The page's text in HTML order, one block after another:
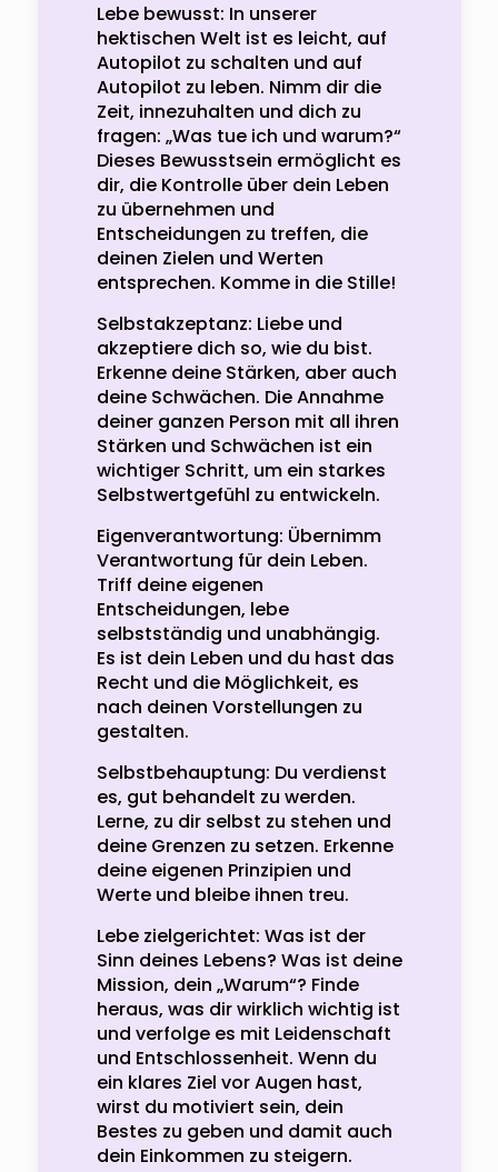
Lebe bewusst: In unserer
hektischen Welt ist es leicht, auf
Autopilot zu schalten und auf
Autopilot zu leben. Nimm dir die
Zeit, innezuhalten und dich zu
fragen: „Was tue ich und warum?“
Dieses Bewusstsein ermöglicht es
dir, die Kontrolle über dein Leben
zu übernehmen und
Entscheidungen zu treffen, die
deinen Zielen und Werten
entsprechen. Komme in die Stille!
Selbstakzeptanz: Liebe und
akzeptiere dich so, wie du bist.
Erkenne deine Stärken, aber auch
deine Schwächen. Die Annahme
deiner ganzen Person mit all ihren
Stärken und Schwächen ist ein
wichtiger Schritt, um ein starkes
Selbstwertgefühl zu entwickeln.
Eigenverantwortung: Übernimm
Verantwortung für dein Leben.
Triff deine eigenen
Entscheidungen, lebe
selbstständig und unabhängig.
Es ist dein Leben und du hast das
Recht und die Möglichkeit, es
nach deinen Vorstellungen zu
gestalten.
Selbstbehauptung: Du verdienst
es, gut behandelt zu werden.
Lerne, zu dir selbst zu stehen und
deine Grenzen zu setzen. Erkenne
deine eigenen Prinzipien und
Werte und bleibe ihnen treu.
Lebe zielgerichtet: Was ist der
Sinn deines Lebens? Was ist deine
Mission, dein „Warum“? Finde
heraus, was dir wirklich wichtig ist
und verfolge es mit Leidenschaft
und Entschlossenheit. Wenn du
ein klares Ziel vor Augen hast,
wirst du motiviert sein, dein
Bestes zu geben und damit auch
dein Einkommen zu steigern.